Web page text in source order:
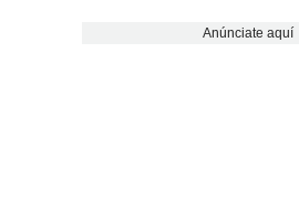
Anúnciate aquí